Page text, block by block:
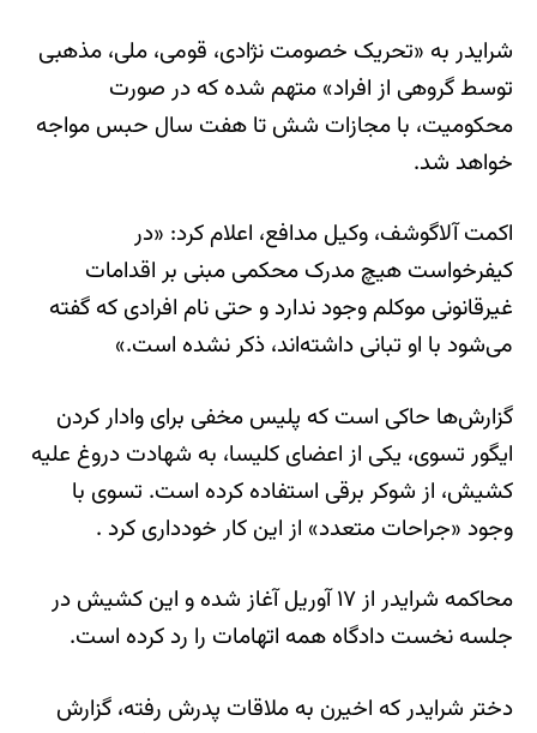
شرایدر به «تحریک خصومت نژادی، قومی، ملی، مذهبی
توسط گروهی از افراد» متهم شده که در صورت
محکومیت، با مجازات شش تا هفت سال حبس مواجه
خواهد شد.
اکمت آلاگوشف، وکیل مدافع، اعلام کرد: «در
کیفرخواست هیچ مدرک محکمی مبنی بر اقدامات
غیرقانونی موکلم وجود ندارد و حتی نام افرادی که گفته
می‌شود با او تبانی داشته‌اند، ذکر نشده است.»
گزارش‌ها حاکی است که پلیس مخفی برای وادار کردن
ایگور تسوی، یکی از اعضای کلیسا، به شهادت دروغ علیه
کشیش، از شوکر برقی استفاده کرده است. تسوی با
وجود «جراحات متعدد» از این کار خودداری کرد .
محاکمه شرایدر از ۱۷ آوریل آغاز شده و این کشیش در
جلسه نخست دادگاه همه اتهامات را رد کرده است.
دختر شرایدر که اخیرن به ملاقات پدرش رفته، گزارش